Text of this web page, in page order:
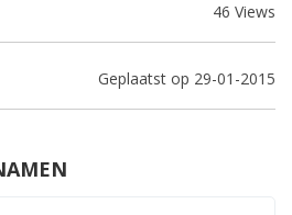
46 Views
Geplaatst op 29-01-2015